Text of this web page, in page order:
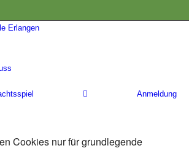
Erlangen
Anmeldung
Cookies nur für grundlegende